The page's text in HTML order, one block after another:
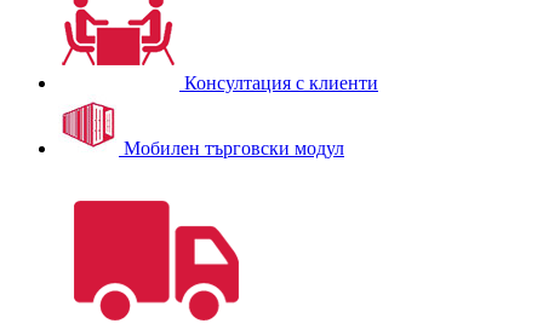
Консултация с клиенти
Мобилен търговски модул